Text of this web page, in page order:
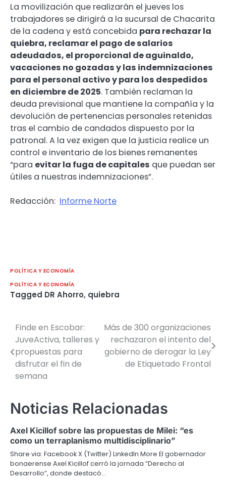
La movilización que realizarán el jueves los
trabajadores se dirigirá a la sucursal de Chacarita
de la cadena y está concebida para rechazar la
quiebra, reclamar el pago de salarios
adeudados, el proporcional de aguinaldo,
vacaciones no gozadas y las indemnizaciones
para el personal activo y para los despedidos
en diciembre de 2025. También reclaman la
deuda previsional que mantiene la compañía y la
devolución de pertenencias personales retenidas
tras el cambio de candados dispuesto por la
patronal. A la vez exigen que la justicia realice un
control e inventario de los bienes remanentes
“para evitar la fuga de capitales que puedan ser
útiles a nuestras indemnizaciones”.
Redacción: Informe Norte
POLÍTICA Y ECONOMÍA
POLÍTICA Y ECONOMÍA
Tagged DR Ahorro, quiebra
Navegación
de
entradas
Finde en Escobar:
JuveActiva, talleres y
propuestas para
disfrutar el fin de
semana
Más de 300 organizaciones
rechazaron el intento del
gobierno de derogar la Ley
de Etiquetado Frontal
Noticias Relacionadas
Axel Kicillof sobre las propuestas de Milei: “es
como un terraplanismo multidisciplinario”
Share via: Facebook X (Twitter) LinkedIn More El gobernador
bonaerense Axel Kicillof cerró la jornada “Derecho al
Desarrollo”, donde destacó…